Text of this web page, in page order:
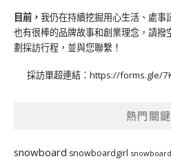
目前， 我仍在持續挖掘用心生活、處
也有很棒的品牌故事和創業理念，請撥
劃採訪行程，並與您聯繫！
採訪單超連結： https://forms.gle/
熱門關
snowboard snowboardgirl